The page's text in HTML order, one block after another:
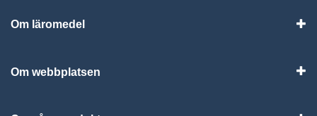
Om läromedel
Om webbplatsen